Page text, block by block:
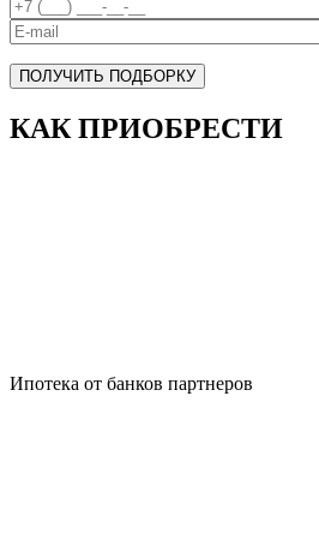
ПОЛУЧИТЬ ПОДБОРКУ
КАК ПРИОБРЕСТИ
Ипотека от банков партнеров